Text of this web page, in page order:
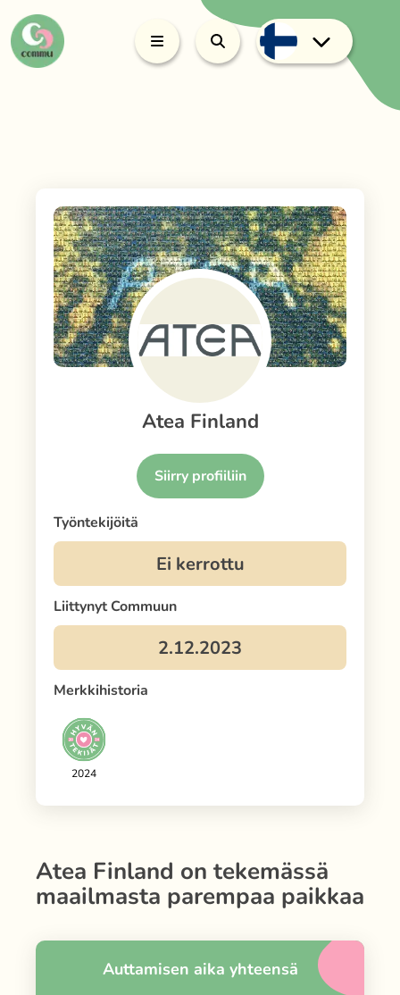
Atea Finland
Siirry profiiliin
Työntekijöitä
Liittynyt Commuun
Merkkihistoria
2024
Atea Finland on tekemässä
maailmasta parempaa paikkaa
Auttamisen aika yhteensä